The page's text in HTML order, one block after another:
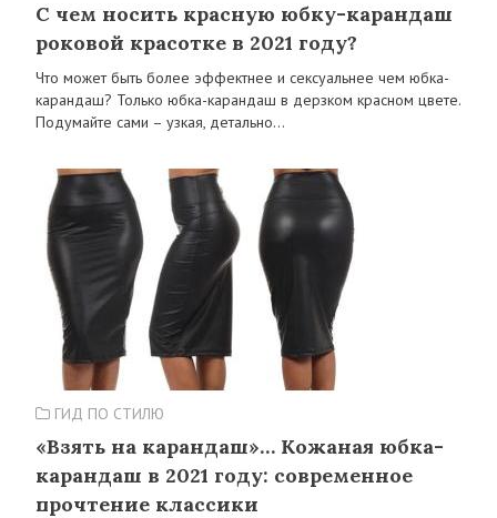
С чем носить красную юбку-карандаш
роковой красотке в 2021 году?
Что может быть более эффектнее и сексуальнее чем юбка-
карандаш? Только юбка-карандаш в дерзком красном цвете.
Подумайте сами – узкая, детально…
ГИД ПО СТИЛЮ
«Взять на карандаш»… Кожаная юбка-
карандаш в 2021 году: современное
прочтение классики